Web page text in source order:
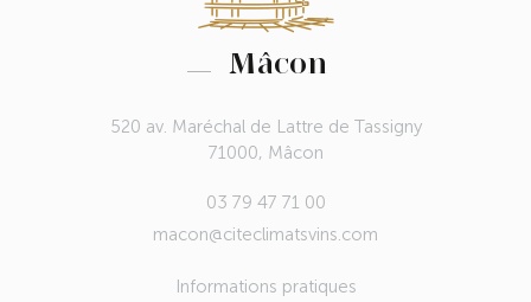
Mâcon
520 av. Maréchal de Lattre de Tassigny
71000, Mâcon
03 79 47 71 00
macon@citeclimatsvins.com
Informations pratiques